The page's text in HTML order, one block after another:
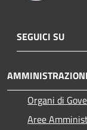
SEGUICI SU
Organi di
Aree